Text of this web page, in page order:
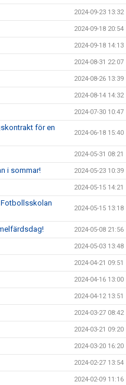
2024-09-23 13:32
2024-09-18 20:54
2024-09-18 14:13
2024-08-31 22:07
2024-08-26 13:39
2024-08-14 14:32
2024-07-30 10:47
för en
2024-06-18 15:40
2024-05-31 08:21
i sommar! 2024-05-23 10:39
2024-05-15 14:21
2024-05-15 13:18
2024-05-08 21:56
2024-05-03 13:48
2024-04-21 09:51
2024-04-16 13:00
2024-04-12 13:51
2024-03-27 08:42
2024-03-21 09:20
2024-03-20 16:20
2024-02-27 13:54
2024-02-09 11:16